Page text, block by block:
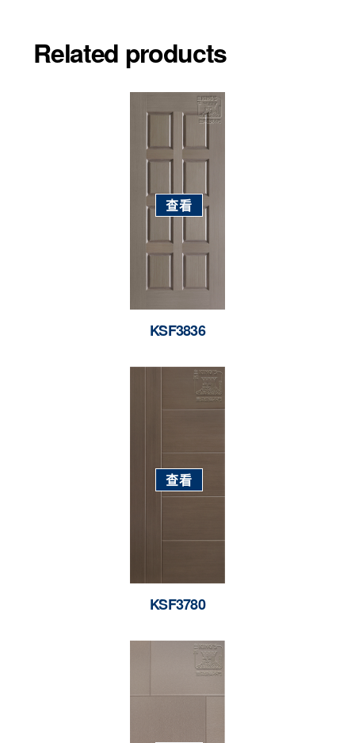
Related products
KSF3836
查看
KSF3780
查看